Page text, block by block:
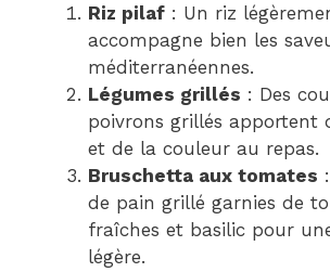
Riz pilaf : Un riz
accompagne bien les
méditerranéennes.
Légumes grillés : Des
poivrons grillés apportent
et de la couleur au repas.
Bruschetta aux tomates
de pain grillé garnies de
fraîches et basilic pour
légère.